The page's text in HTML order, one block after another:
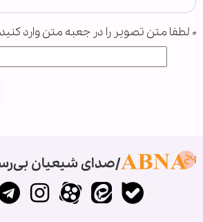
* لطفا متن تصویر را در جعبه متن وارد کنید
صدای شیعیان